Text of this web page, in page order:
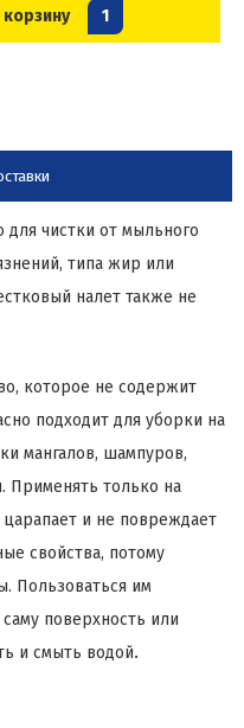
1
для чистки от мыльного
типа жир или
налет также не
которое не содержит
подходит для уборки на
мангалов, шампуров,
Применять только на
и не повреждает
свойства, потому
Пользоваться им
поверхность или
и смыть водой.